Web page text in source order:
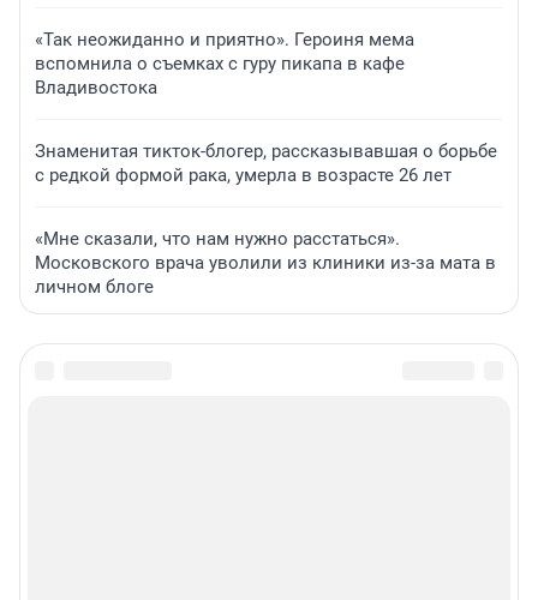
«Так неожиданно и приятно». Героиня мема
вспомнила о съемках с гуру пикапа в кафе
Владивостока
Знаменитая тикток-блогер, рассказывавшая о борьбе
с редкой формой рака, умерла в возрасте 26 лет
«Мне сказали, что нам нужно расстаться».
Московского врача уволили из клиники из-за мата в
личном блоге